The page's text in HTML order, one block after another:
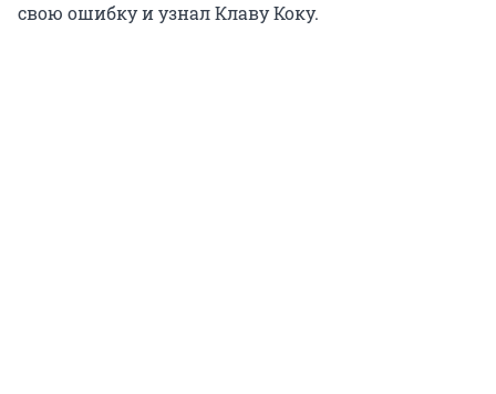
свою ошибку и узнал Клаву Коку.